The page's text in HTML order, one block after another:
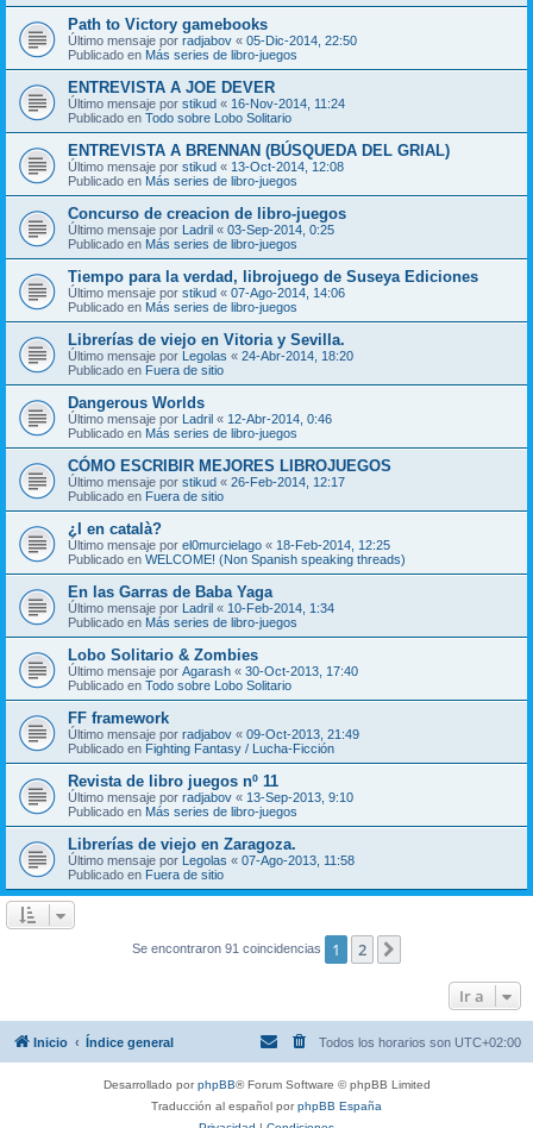
Path to Victory gamebooks
Último mensaje por radjabov « 05-Dic-2014, 22:50
Publicado en Más series de libro-juegos
ENTREVISTA A JOE DEVER
Último mensaje por stikud « 16-Nov-2014, 11:24
Publicado en Todo sobre Lobo Solitario
ENTREVISTA A BRENNAN (BÚSQUEDA DEL GRIAL)
Último mensaje por stikud « 13-Oct-2014, 12:08
Publicado en Más series de libro-juegos
Concurso de creacion de libro-juegos
Último mensaje por Ladril « 03-Sep-2014, 0:25
Publicado en Más series de libro-juegos
Tiempo para la verdad, librojuego de Suseya Ediciones
Último mensaje por stikud « 07-Ago-2014, 14:06
Publicado en Más series de libro-juegos
Librerías de viejo en Vitoria y Sevilla.
Último mensaje por Legolas « 24-Abr-2014, 18:20
Publicado en Fuera de sitio
Dangerous Worlds
Último mensaje por Ladril « 12-Abr-2014, 0:46
Publicado en Más series de libro-juegos
CÓMO ESCRIBIR MEJORES LIBROJUEGOS
Último mensaje por stikud « 26-Feb-2014, 12:17
Publicado en Fuera de sitio
¿I en català?
Último mensaje por el0murcielago « 18-Feb-2014, 12:25
Publicado en WELCOME! (Non Spanish speaking threads)
En las Garras de Baba Yaga
Último mensaje por Ladril « 10-Feb-2014, 1:34
Publicado en Más series de libro-juegos
Lobo Solitario & Zombies
Último mensaje por Agarash « 30-Oct-2013, 17:40
Publicado en Todo sobre Lobo Solitario
FF framework
Último mensaje por radjabov « 09-Oct-2013, 21:49
Publicado en Fighting Fantasy / Lucha-Ficción
Revista de libro juegos nº 11
Último mensaje por radjabov « 13-Sep-2013, 9:10
Publicado en Más series de libro-juegos
Librerías de viejo en Zaragoza.
Último mensaje por Legolas « 07-Ago-2013, 11:58
Publicado en Fuera de sitio
Se encontraron 91 coincidencias 1 2
Ir a
Inicio Índice general Todos los horarios son UTC+02:00
Desarrollado porphpBB® Forum Software © phpBB Limited
Traducción al español porphpBB España